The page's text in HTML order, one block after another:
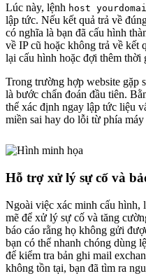
Lúc này, lệnh host
lập tức. Nếu kết quả trả về
có nghĩa là bạn đã cấu hình
về IP cũ hoặc không trả về kết
lại cấu hình hoặc đợi thêm thời
Trong trường hợp website gặp
là bước chẩn đoán đầu tiên.
thể xác định ngay lập tức liệu
miền sai hay do lỗi từ phía
Hỗ trợ xử lý sự cố và
Ngoài việc xác minh cấu hình,
mẽ để xử lý sự cố và tăng
báo cáo rằng họ không gửi
bạn có thể nhanh chóng dùng
để kiểm tra bản ghi mail
không tồn tại, bạn đã tìm ra